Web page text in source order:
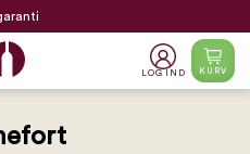
LOG IND KURV